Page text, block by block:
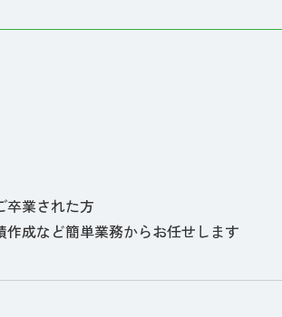
卒業された方
作成など簡単業務からお任せします